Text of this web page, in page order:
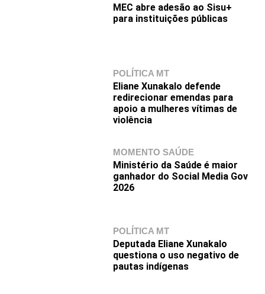
MEC abre adesão ao Sisu+
para instituições públicas
POLÍTICA MT
Eliane Xunakalo defende
redirecionar emendas para
apoio a mulheres vítimas de
violência
MOMENTO SAÚDE
Ministério da Saúde é maior
ganhador do Social Media Gov
2026
POLÍTICA MT
Deputada Eliane Xunakalo
questiona o uso negativo de
pautas indígenas